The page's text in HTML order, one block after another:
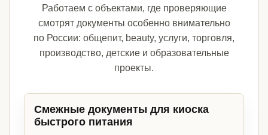
Работаем с объектами, где проверяющие
смотрят документы особенно внимательно
по России: общепит, beauty, услуги, торговля,
производство, детские и образовательные
проекты.
Смежные документы для киоска
быстрого питания